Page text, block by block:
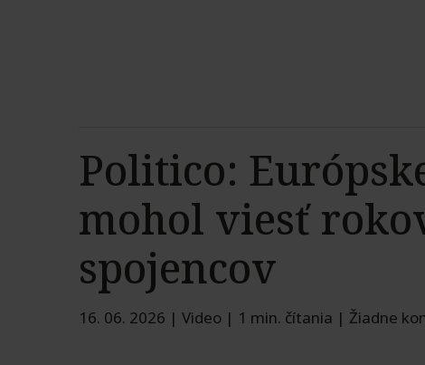
Politico:
mohol viesť
spojencov
16. 06. 2026 | Video | 1 min. čítania | Žiadne